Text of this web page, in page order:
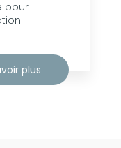
pour
plus